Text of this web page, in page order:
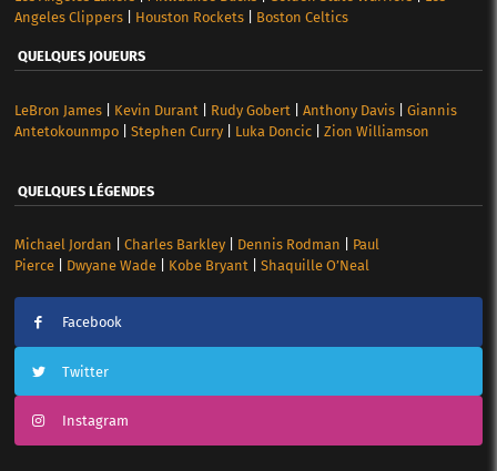
Angeles Clippers| Houston Rockets| Boston Celtics
QUELQUES JOUEURS
LeBron James| Kevin Durant Rudy Gobert Anthony Davis| Giannis
Antetokounmpo| Stephen Curry| Luka Doncic| Zion Williamson
QUELQUES LÉGENDES
Michael Jordan Charles Barkley| Dennis Rodman
Paul
Pierce| Dwyane Wade| Kobe Bryant| Shaquille O’Neal
Facebook
Twitter
Instagram